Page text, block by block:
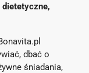
dbać o
śniadania,